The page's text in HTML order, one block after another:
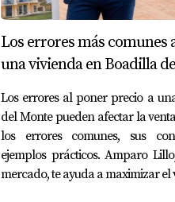
acogedor e íntimo. > "El
visto casas que han sido
también cuentan una
Estilo minimalista
Por último, el estilo
paleta de colores reducida
elemento del hogar sin
escasa; esto no solo hizo
Los errores más comunes
una vivienda en Boadilla
Los errores al poner precio a
del Monte pueden afectar la
los errores comunes, sus
ejemplos prácticos. Amparo
mercado, te ayuda a maximizar